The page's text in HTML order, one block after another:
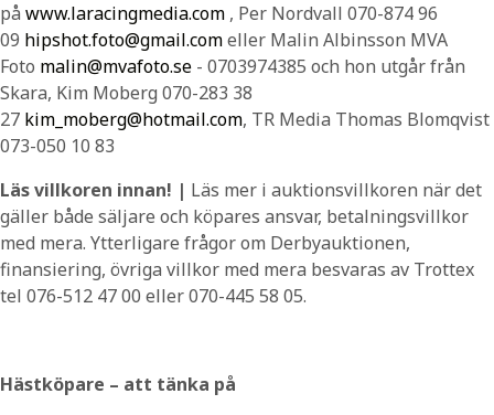
på www.laracingmedia.com , Per Nordvall 070-874 96
09 hipshot.foto@gmail.comeller Malin Albinsson MVA
Foto malin@mvafoto.se - 0703974385 och hon utgår från
Skara, Kim Moberg 070-283 38
27 kim_moberg@hotmail.com, TR Media Thomas Blomqvist
073-050 10 83
Läs villkoren innan! | Läs mer i auktionsvillkoren när det
gäller både säljare och köpares ansvar, betalningsvillkor
med mera. Ytterligare frågor om Derbyauktionen,
finansiering, övriga villkor med mera besvaras av Trottex
tel 076-512 47 00 eller 070-445 58 05.
Hästköpare – att tänka på